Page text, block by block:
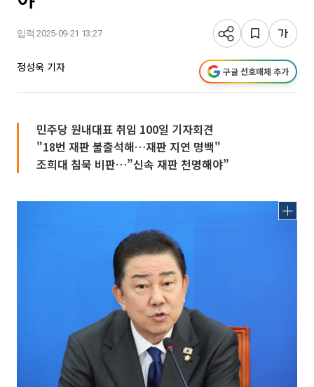
입력 2025-09-21 13:27
정성욱 기자 구글 선호매체 추가
민주당 원내대표 취임 100일 기자회견
"18번 재판 불출석해…재판 지연 명백"
조희대 침묵 비판…”신속 재판 천명해야”